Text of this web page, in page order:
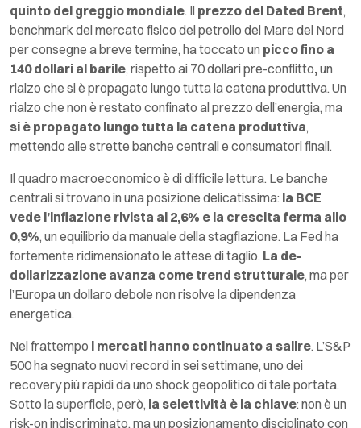
quinto del greggio mondiale. Il prezzo del Dated Brent,
benchmark del mercato fisico del petrolio del Mare del Nord
per consegne a breve termine, ha toccato un picco fino a
140 dollari al barile, rispetto ai 70 dollari pre-conflitto,un
rialzo che si è propagato lungo tutta la catena produttiva. Un
rialzo che non è restato confinato al prezzo dell’energia, ma
si è propagato lungo tutta la catena produttiva,
mettendo alle strette banche centrali e consumatori finali.
Il quadro macroeconomico è di difficile lettura. Le banche
centrali si trovano in una posizione delicatissima: la BCE
vede l’inflazione rivista al 2,6% e la crescita ferma allo
0,9%, un equilibrio da manuale della stagflazione. La Fed ha
fortemente ridimensionato le attese di taglio. La de-
dollarizzazione avanza come trend strutturale, ma per
l’Europa un dollaro debole non risolve la dipendenza
energetica.
Nel frattempo i mercati hanno continuato a salire. L’S&P
500 ha segnato nuovi record in sei settimane, uno dei
recovery più rapidi da uno shock geopolitico di tale portata.
Sotto la superficie, però, la selettività è la chiave: non è un
risk-on indiscriminato, ma un posizionamento disciplinato con